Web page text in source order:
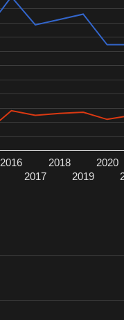
2016
2017
2018
2019
2020